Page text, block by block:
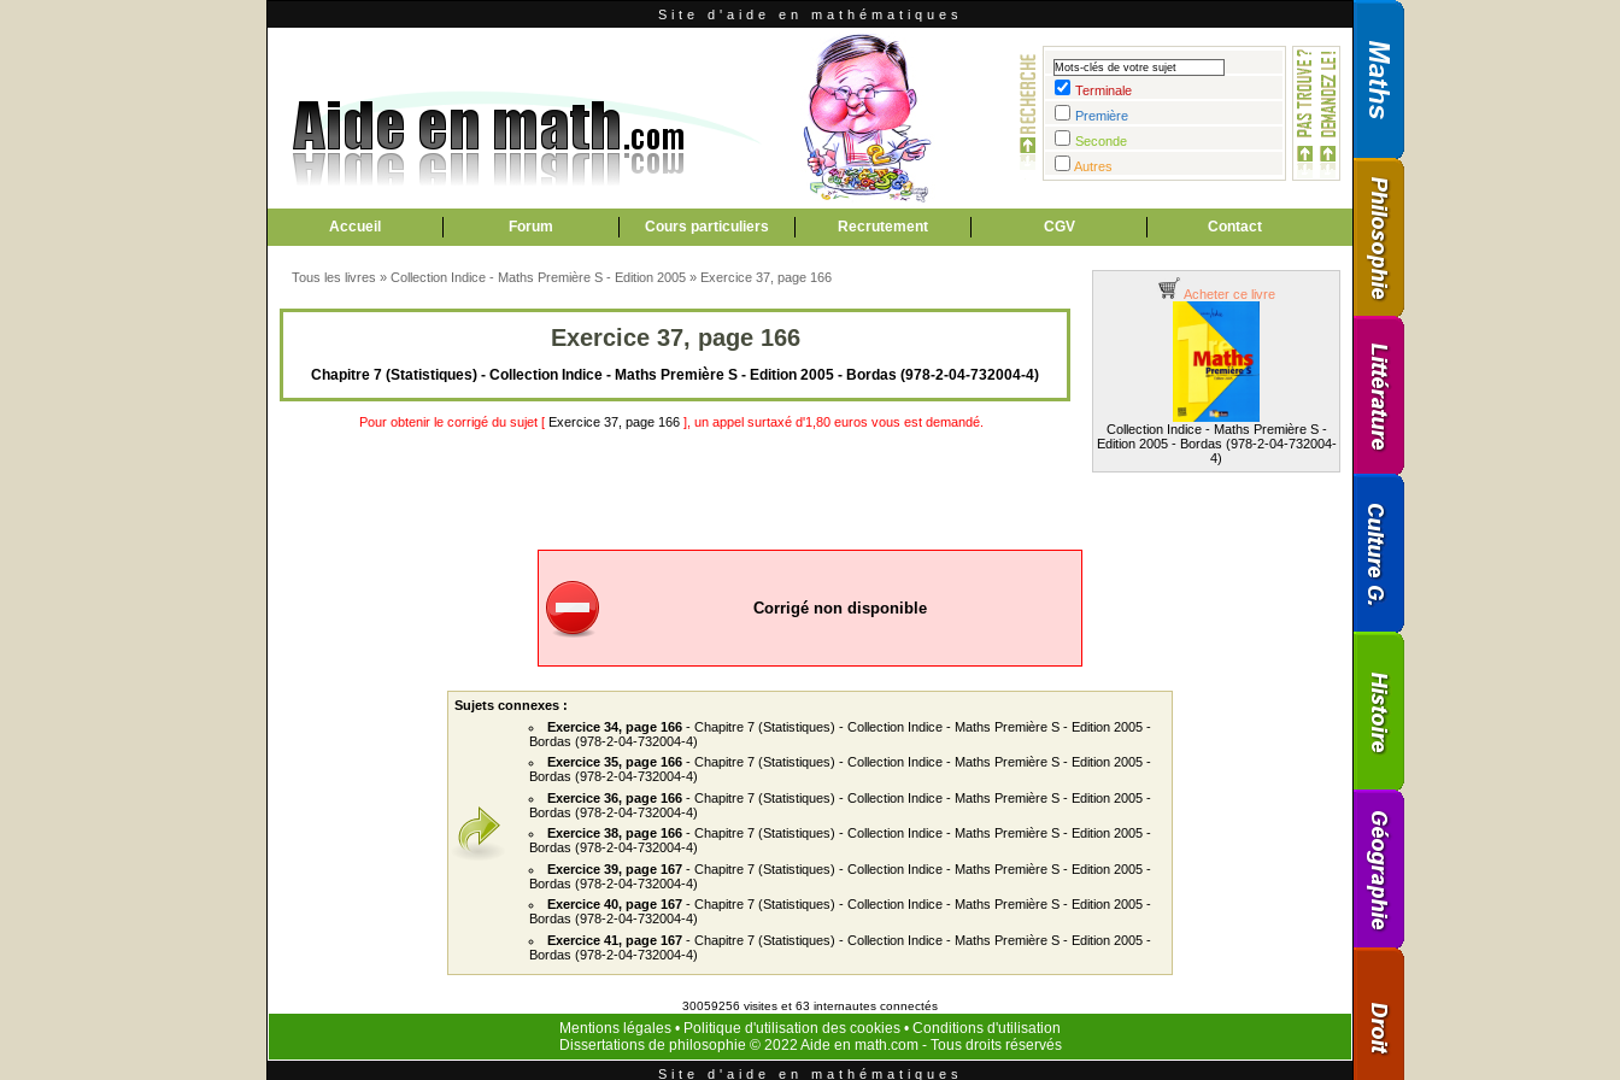
Site d'aide en mathématiques
Terminale
Première
Seconde
Autres
Accueil Forum Cours particuliers Recrutement CGV Contact
Acheter ce livre
Collection Indice - Maths Première S -
Edition 2005 - Bordas (978-2-04-732004-
4)
Tous les livres » Collection Indice - Maths Première S - Edition 2005 » Exercice 37, page 166
Exercice 37, page 166
Chapitre 7 (Statistiques) - Collection Indice - Maths Première S - Edition 2005 - Bordas (978-2-04-732004-4)
Pour obtenir le corrigé du sujet [ Exercice 37, page 166 ], un appel surtaxé d'1,80 euros vous est demandé.
Corrigé non disponible
Sujets connexes :
Exercice 34, page 166 - Chapitre 7 (Statistiques) - Collection Indice - Maths Première S - Edition 2005 -
Bordas (978-2-04-732004-4)
Exercice 35, page 166 - Chapitre 7 (Statistiques) - Collection Indice - Maths Première S - Edition 2005 -
Bordas (978-2-04-732004-4)
Exercice 36, page 166 - Chapitre 7 (Statistiques) - Collection Indice - Maths Première S - Edition 2005 -
Bordas (978-2-04-732004-4)
Exercice 38, page 166 - Chapitre 7 (Statistiques) - Collection Indice - Maths Première S - Edition 2005 -
Bordas (978-2-04-732004-4)
Exercice 39, page 167 - Chapitre 7 (Statistiques) - Collection Indice - Maths Première S - Edition 2005 -
Bordas (978-2-04-732004-4)
Exercice 40, page 167 - Chapitre 7 (Statistiques) - Collection Indice - Maths Première S - Edition 2005 -
Bordas (978-2-04-732004-4)
Exercice 41, page 167 - Chapitre 7 (Statistiques) - Collection Indice - Maths Première S - Edition 2005 -
Bordas (978-2-04-732004-4)
30059256 visites et 63 internautes connectés
Mentions légales • Politique d'utilisation des cookies • Conditions d'utilisation
Dissertations de philosophie © 2022 Aide en math.com- Tous droits réservés
Site d'aide en mathématiques